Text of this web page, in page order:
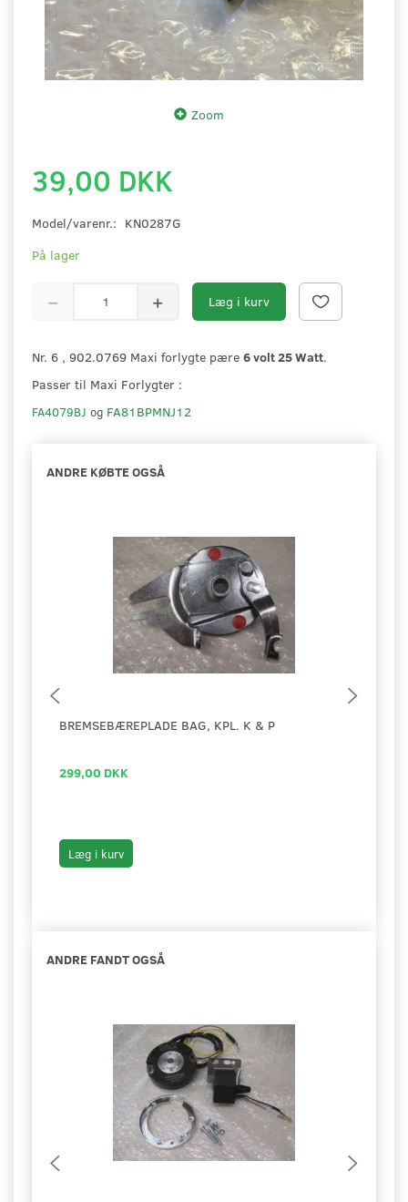
Zoom
39,00 DKK
Model/varenr.: KN0287G
På lager
Læg i kurv
Nr. 6 , 902.0769 Maxi forlygte pære 6 volt 25 Watt.
Passer til Maxi Forlygter :
FA4079BJ og FA81BPMNJ12
ANDRE KØBTE OGSÅ
BREMSEBÆREPLADE BAG, KPL. K & P
299,00 DKK
Læg i kurv
ANDRE FANDT OGSÅ